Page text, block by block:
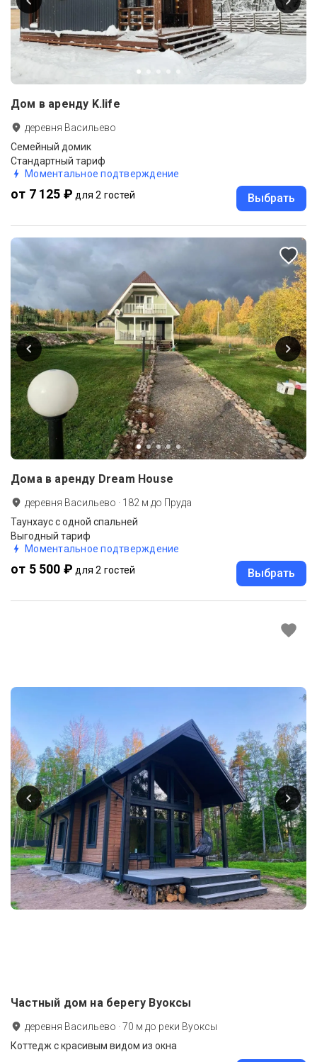
Дом в аренду K.life
деревня Васильево
Семейный домик
Стандартный тариф
Моментальное подтверждение
от 7 125 ₽ для 2 гостей Выбрать
Дома в аренду Dream House
деревня Васильево · 182 м до Пруда
Таунхаус с одной спальней
Выгодный тариф
Моментальное подтверждение
от 5 500 ₽ для 2 гостей Выбрать
Частный дом на берегу Вуоксы
деревня Васильево ·70 м до реки Вуоксы
Коттедж с красивым видом из окна